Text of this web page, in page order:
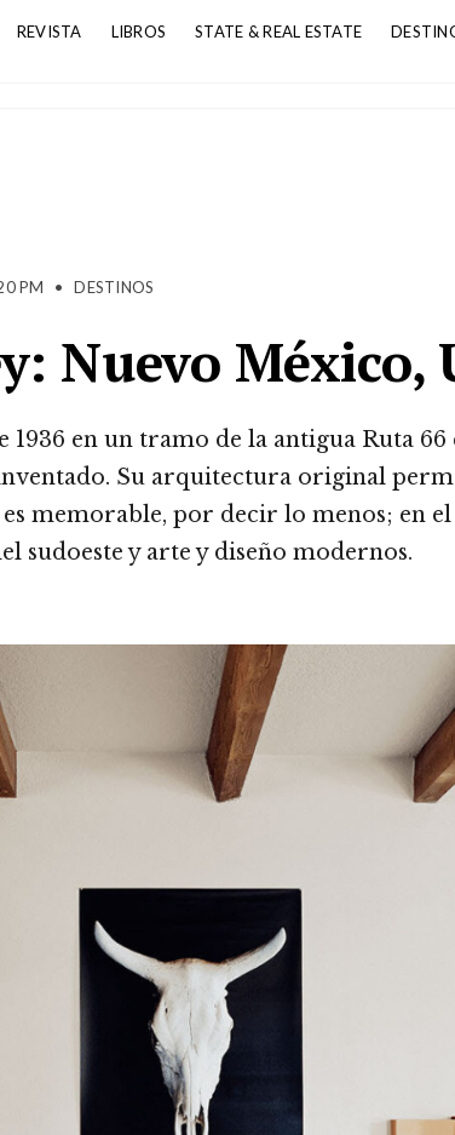
REVISTA LIBROS STATE & REAL ESTATE
PM • DESTINOS
Nuevo México,
1936 en un tramo de la antigua Ruta
Su arquitectura original
memorable, por decir lo menos; en
sudoeste y arte y diseño modernos.